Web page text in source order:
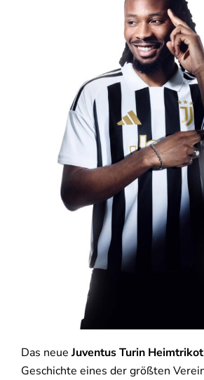
Das neue Juventus Turin Heimtrikot
Geschichte eines der größten